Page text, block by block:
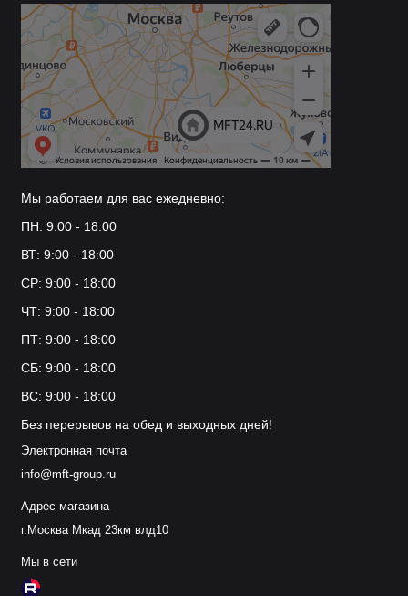
Мы работаем для вас ежедневно:
ПН: 9:00 - 18:00
ВТ: 9:00 - 18:00
СР: 9:00 - 18:00
ЧТ: 9:00 - 18:00
ПТ: 9:00 - 18:00
СБ: 9:00 - 18:00
ВС: 9:00 - 18:00
Без перерывов на обед и выходных дней!
Электронная почта
info@mft-group.ru
Адрес магазина
г.Москва Мкад 23км влд10
Мы в сети